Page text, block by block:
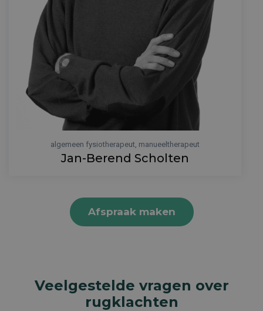
algemeen fysiotherapeut, manueeltherapeut
Jan-Berend Scholten
Afspraak maken
Veelgestelde vragen over
rugklachten